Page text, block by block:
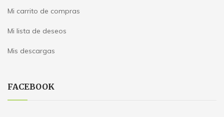
Mi carrito de compras
Mi lista de deseos
Mis descargas
FACEBOOK